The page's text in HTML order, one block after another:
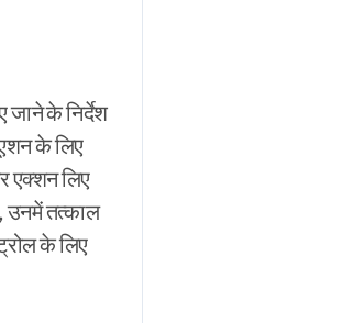
जाने के निर्देश
के लिए
एक्शन लिए
उनमें तत्काल
के लिए